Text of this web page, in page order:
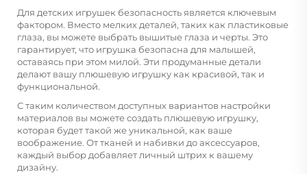
Для детских игрушек безопасность является ключевым
фактором. Вместо мелких деталей, таких как пластиковые
глаза, вы можете выбрать вышитые глаза и черты. Это
гарантирует, что игрушка безопасна для малышей,
оставаясь при этом милой. Эти продуманные детали
делают вашу плюшевую игрушку как красивой, так и
функциональной.
С таким количеством доступных вариантов настройки
материалов вы можете создать плюшевую игрушку,
которая будет такой же уникальной, как ваше
воображение. От тканей и набивки до аксессуаров,
каждый выбор добавляет личный штрих к вашему
дизайну.